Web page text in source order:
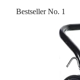
Bestseller No. 1